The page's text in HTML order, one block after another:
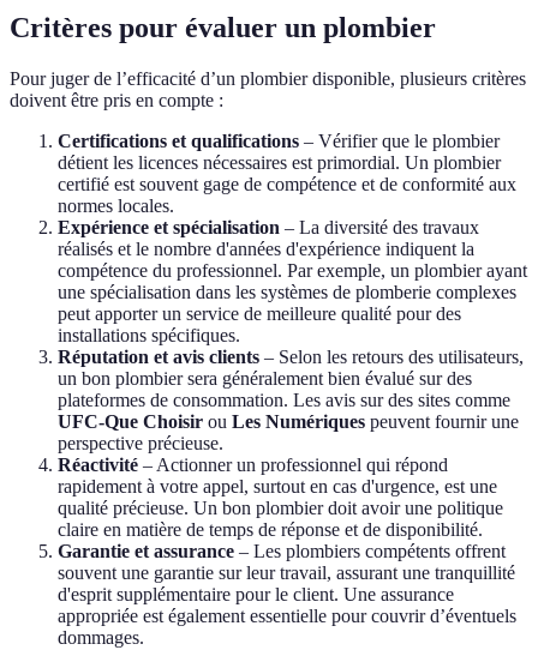
Critères pour évaluer un plombier
Pour juger de l’efficacité d’un plombier disponible, plusieurs critères
doivent être pris en compte :
Certifications et qualifications – Vérifier que le plombier
détient les licences nécessaires est primordial. Un plombier
certifié est souvent gage de compétence et de conformité aux
normes locales.
Expérience et spécialisation – La diversité des travaux
réalisés et le nombre d'années d'expérience indiquent la
compétence du professionnel. Par exemple, un plombier ayant
une spécialisation dans les systèmes de plomberie complexes
peut apporter un service de meilleure qualité pour des
installations spécifiques.
Réputation et avis clients – Selon les retours des utilisateurs,
un bon plombier sera généralement bien évalué sur des
plateformes de consommation. Les avis sur des sites comme
UFC-Que Choisir ou Les Numériques peuvent fournir une
perspective précieuse.
Réactivité – Actionner un professionnel qui répond
rapidement à votre appel, surtout en cas d'urgence, est une
qualité précieuse. Un bon plombier doit avoir une politique
claire en matière de temps de réponse et de disponibilité.
Garantie et assurance – Les plombiers compétents offrent
souvent une garantie sur leur travail, assurant une tranquillité
d'esprit supplémentaire pour le client. Une assurance
appropriée est également essentielle pour couvrir d’éventuels
dommages.